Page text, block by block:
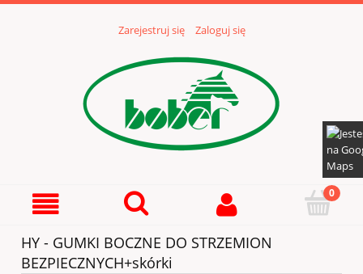
Zarejestruj się Zaloguj się
HY - GUMKI BOCZNE DO STRZEMION
BEZPIECZNYCH+skórki